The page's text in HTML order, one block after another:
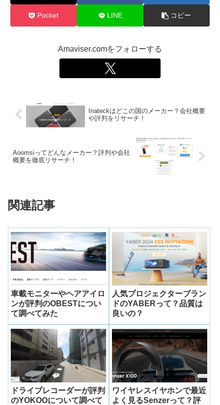
Pocket LINE コピー
Amaviser.comをフォローする
Inateckはどこの国のメーカー？会社概要
や評判をリサーチ！
Aoomsiってどんなメーカー？評判や会社
概要を徹底リサーチ！
関連記事
車載モニターやヘアアイロ
ンが評判のOBESTについ
て調べてみた
人気プロジェクターブラン
ドのYABERって？品質は
良いの？
ドライブレコーダーが評判
のYOKOOについて調べて
ワイヤレスイヤホンで最近
よく見るSenzerって？評